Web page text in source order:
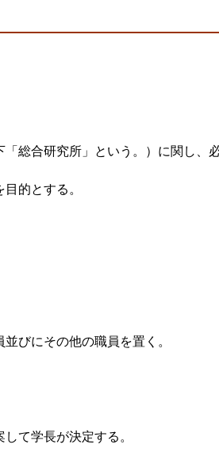
総合研究所」という。）に関し、
的とする。
びにその他の職員を置く。
て学長が決定する。